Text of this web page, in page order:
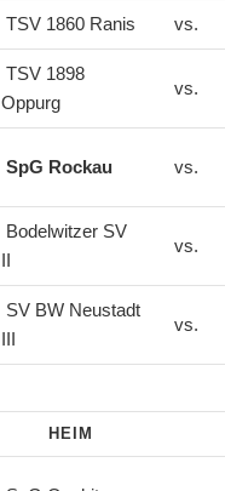
TSV 1860 Ranis vs.
TSV 1898
Oppurg
vs.
SpG Rockau vs.
Bodelwitzer SV
II
vs.
SV BW Neustadt
III
vs.
HEIM